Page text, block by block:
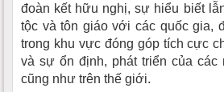
đoàn kết hữu nghị, sự hiểu biết
tộc và tôn giáo với các quốc gia,
trong khu vực đóng góp tích cực
và sự ổn định, phát triển của
cũng như trên thế giới.